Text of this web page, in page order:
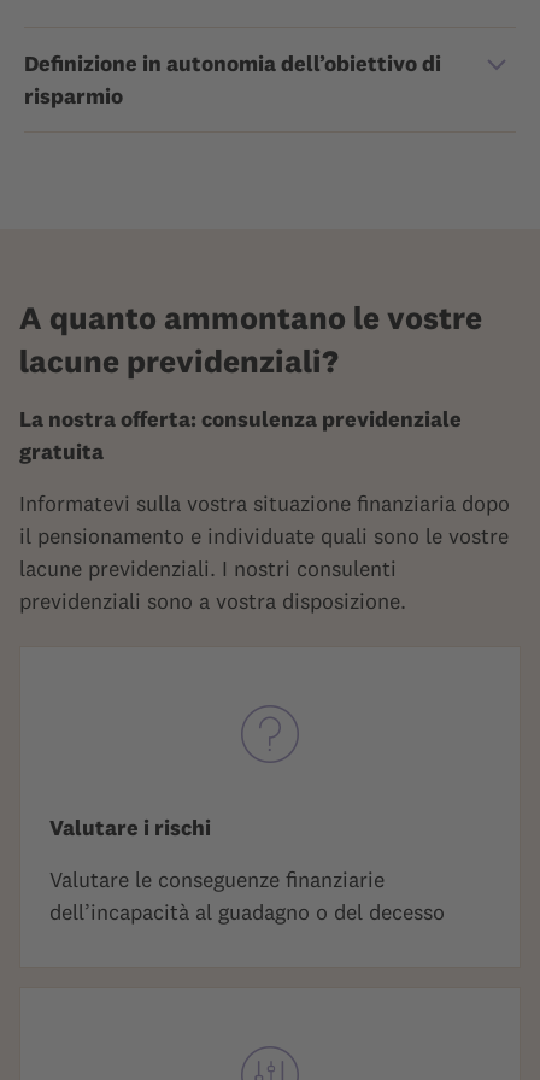
Definizione in autonomia dell’obiettivo di
risparmio
A quanto ammontano le vostre
lacune previdenziali?
La nostra offerta: consulenza previdenziale
gratuita
Informatevi sulla vostra situazione finanziaria dopo
il pensionamento e individuate quali sono le vostre
lacune previdenziali. I nostri consulenti
previdenziali sono a vostra disposizione.
Valutare i rischi
Valutare le conseguenze finanziarie
dell’incapacità al guadagno o del decesso